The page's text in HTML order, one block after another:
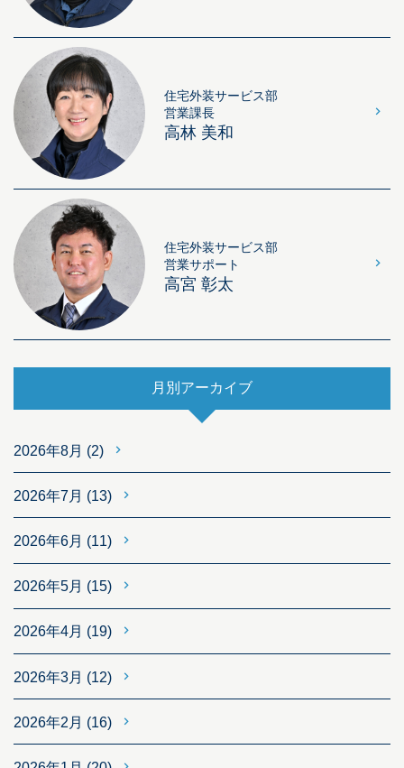
住宅外装サービス部
営業課長
高林 美和
住宅外装サービス部
営業サポート
高宮 彰太
月別アーカイブ
2026年8月 (2)
2026年7月 (13)
2026年6月 (11)
2026年5月 (15)
2026年4月 (19)
2026年3月 (12)
2026年2月 (16)